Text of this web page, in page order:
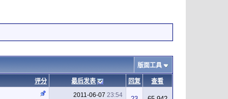
版面工具
评分 最后发表 回复
查看
2011-06-07 23:54